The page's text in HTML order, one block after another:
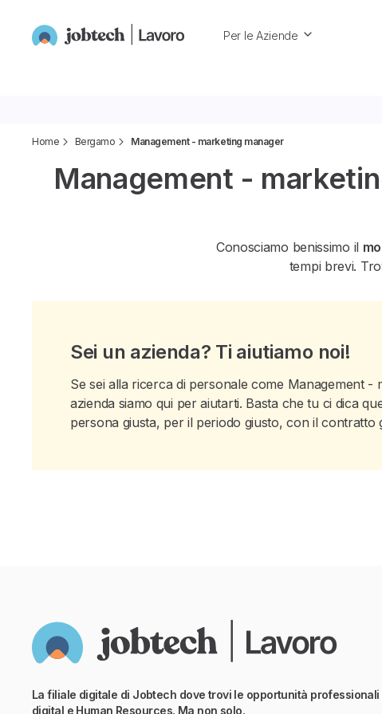
Per le Aziende
Home Bergamo Management - marketing manager
Management -
Conosciamo benissimo il
tempi brevi.
Sei un azienda? Ti aiutiamo noi!
Se sei alla ricerca di personale come Management
azienda siamo qui per aiutarti. Basta che tu ci dica
persona giusta, per il periodo giusto, con il contratto
La filiale digitale di Jobtech dove trovi le opportunità
digital e Human Resources. Ma non solo.